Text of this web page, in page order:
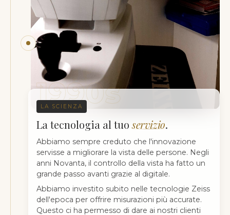
1990s
LA SCIENZA
La tecnologia al tuoservizio.
Abbiamo sempre creduto che l'innovazione
servisse a migliorare la vista delle persone. Negli
anni Novanta, il controllo della vista ha fatto un
grande passo avanti grazie al digitale.
Abbiamo investito subito nelle tecnologie Zeiss
dell'epoca per offrire misurazioni più accurate.
Questo ci ha permesso di dare ai nostri clienti